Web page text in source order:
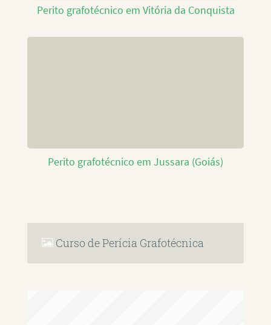
Perito grafotécnico em Vitória da Conquista
Perito grafotécnico em Jussara (Goiás)
Curso de Perícia Grafotécnica